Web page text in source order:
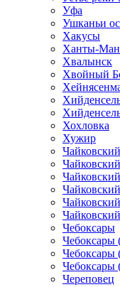
Уфа
Ушканьи
Хакусы
Ханты-
Хвалынск
Хвойный
Хохловка
Хужир
Чайковский
Чебоксары
Чебоксары
Чебоксары
Череповец